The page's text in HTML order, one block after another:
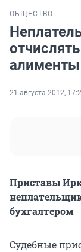
ОБЩЕСТВО
алименты
21 августа 2012,
Приставы
бухгалтером
Судебные